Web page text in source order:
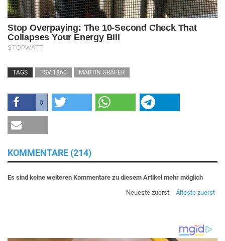
TAGS TSV 1860 MARTIN GRÄFER
0
KOMMENTARE (214)
Es sind keine weiteren Kommentare zu diesem Artikel mehr möglich
Neueste zuerst
Älteste zuerst